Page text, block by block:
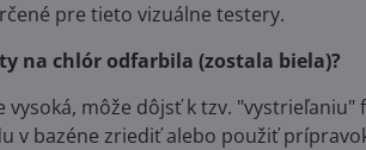
pre tieto vizuálne testery.
na chlór odfarbila (zostala biela)?
môže dôjsť k tzv.
v bazéne zriediť alebo použiť